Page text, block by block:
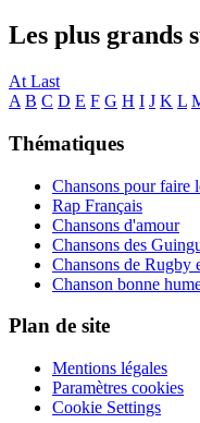
Les plus grands
At Last
A B C D E F G H I J K L
Thématiques
Chansons pour faire
Rap Français
Chansons d'amour
Chansons des
Chansons de Rugby
Chanson bonne
Plan de site
Mentions légales
Paramètres cookies
Cookie Settings